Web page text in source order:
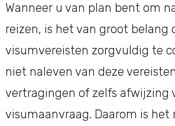
Wanneer u van plan bent om
reizen, is het van groot belang
visumvereisten zorgvuldig te
niet naleven van deze
vertragingen of zelfs afwijzing
visumaanvraag. Daarom is het